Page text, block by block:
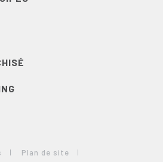
Plan de site